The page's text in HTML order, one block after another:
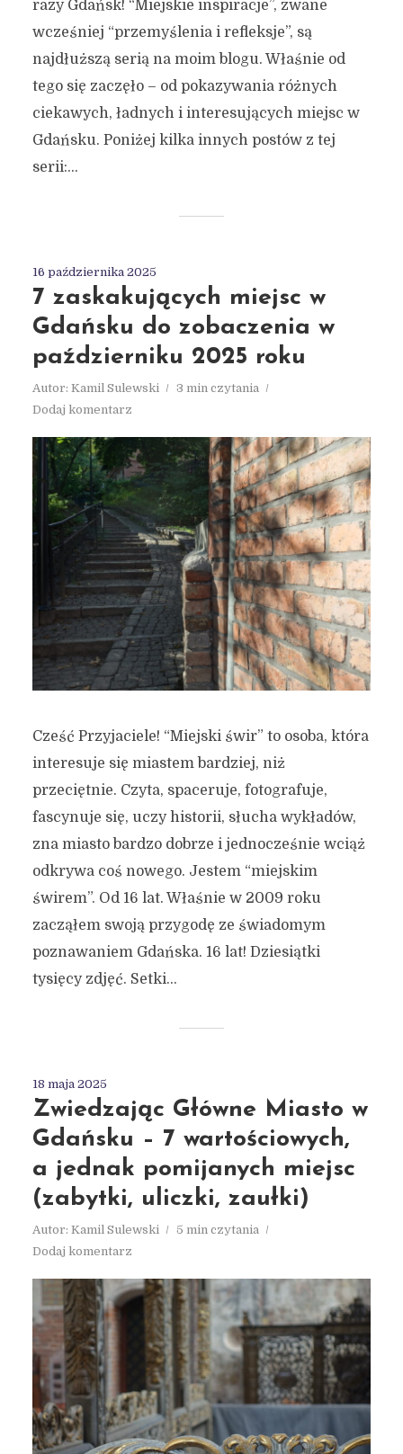
razy Gdańsk! “Miejskie inspiracje”, zwane
wcześniej “przemyślenia i refleksje”, są
najdłuższą serią na moim blogu. Właśnie od
tego się zaczęło – od pokazywania różnych
ciekawych, ładnych i interesujących miejsc w
Gdańsku. Poniżej kilka innych postów z tej
serii:...
16 października 2025
7 zaskakujących miejsc w
Gdańsku do zobaczenia w
październiku 2025 roku
Autor: Kamil Sulewski
3 min czytania
Dodaj komentarz
Cześć Przyjaciele! “Miejski świr” to osoba, która
interesuje się miastem bardziej, niż
przeciętnie. Czyta, spaceruje, fotografuje,
fascynuje się, uczy historii, słucha wykładów,
zna miasto bardzo dobrze i jednocześnie wciąż
odkrywa coś nowego. Jestem “miejskim
świrem”. Od 16 lat. Właśnie w 2009 roku
zacząłem swoją przygodę ze świadomym
poznawaniem Gdańska. 16 lat! Dziesiątki
tysięcy zdjęć. Setki...
18 maja 2025
Zwiedzając Główne Miasto w
Gdańsku – 7 wartościowych,
a jednak pomijanych miejsc
(zabytki, uliczki, zaułki)
Autor: Kamil Sulewski
5 min czytania
Dodaj komentarz